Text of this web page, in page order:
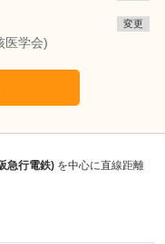
医学会)
変更
急行電鉄) を中心に直線距離